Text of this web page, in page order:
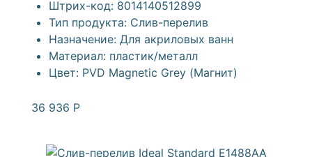
Штрих-код: 8014140512899
Тип продукта: Слив-перелив
Назначение: Для акриловых ванн
Материал: пластик/металл
Цвет: PVD Magnetic Grey (Магнит)
36 936 Р